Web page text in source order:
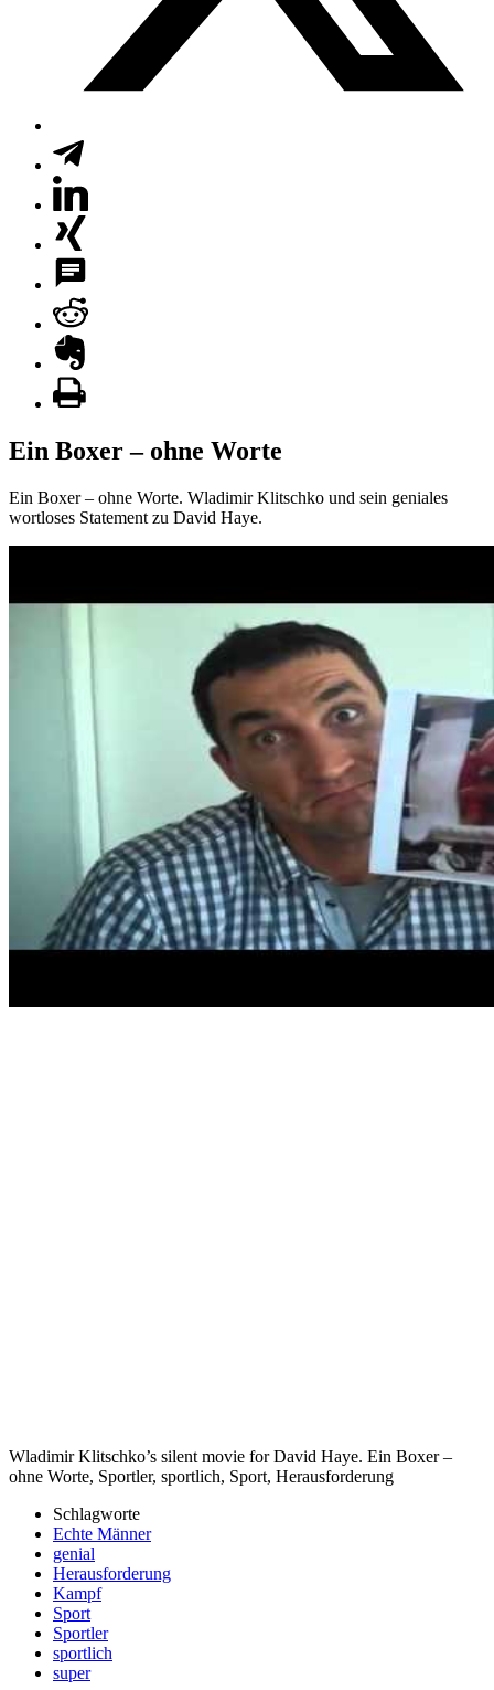
Ein Boxer – ohne Worte
Ein Boxer – ohne Worte. Wladimir Klitschko und sein geniales
wortloses Statement zu David Haye.
Wladimir Klitschko’s silent movie for David Haye. Ein Boxer –
ohne Worte, Sportler, sportlich, Sport, Herausforderung
Schlagworte
Echte Männer
genial
Herausforderung
Kampf
Sport
Sportler
sportlich
super